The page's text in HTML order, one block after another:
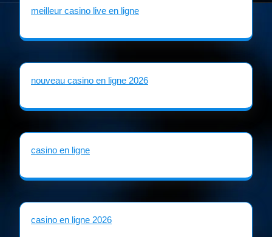
meilleur casino live en ligne
nouveau casino en ligne 2026
casino en ligne
casino en ligne 2026